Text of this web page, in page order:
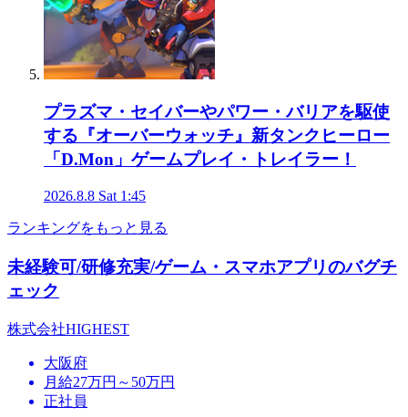
プラズマ・セイバーやパワー・バリアを駆使
する『オーバーウォッチ』新タンクヒーロー
「D.Mon」ゲームプレイ・トレイラー！
2026.8.8 Sat 1:45
ランキングをもっと見る
未経験可/研修充実/ゲーム・スマホアプリのバグチ
ェック
株式会社HIGHEST
大阪府
月給27万円～50万円
正社員